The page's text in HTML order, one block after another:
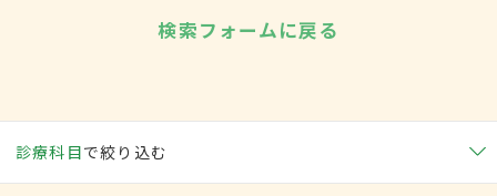
検索フォームに戻る
診療科目で絞り込む